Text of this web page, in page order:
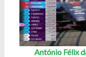
António Félix